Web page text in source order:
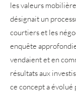
les valeurs
désignait un
courtiers et les
enquête
vendaient et en
résultats aux
ce concept a évolué